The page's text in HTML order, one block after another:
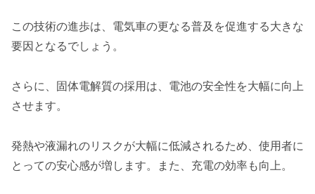
この技術の進歩は、電気車の更なる普及を促進する大きな
要因となるでしょう。
さらに、固体電解質の採用は、電池の安全性を大幅に向上
させます。
発熱や液漏れのリスクが大幅に低減されるため、使用者に
とっての安心感が増します。また、充電の効率も向上。